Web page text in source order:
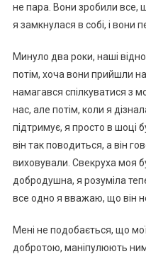
не пара. Вони зробили все,
я замкнулася в собі, і вони
Минуло два роки, наші
потім, хоча вони прийшли на
намагався спілкуватися з
нас, але потім, коли я
підтримує, я просто в шоці
він так поводиться, а він
виховували. Свекруха моя
добродушна, я розуміла
все одно я вважаю, що він
Мені не подобається, що
добротою, маніпулюють